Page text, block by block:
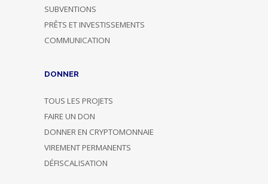
SUBVENTIONS
PRÊTS ET INVESTISSEMENTS
COMMUNICATION
DONNER
TOUS LES PROJETS
FAIRE UN DON
DONNER EN CRYPTOMONNAIE
VIREMENT PERMANENTS
DÉFISCALISATION